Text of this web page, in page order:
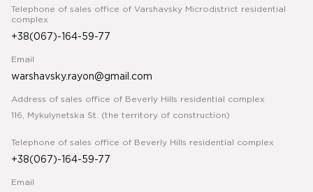
Telephone of sales office of Varshavsky Microdistrict residential
complex
+38(067)-164-59-77
Email
warshavsky.rayon@gmail.com
Address of sales office of Beverly Hills residential complex
116, Mykulynetska St. (the territory of construction)
Telephone of sales office of Beverly Hills residential complex
+38(067)-164-59-77
Email